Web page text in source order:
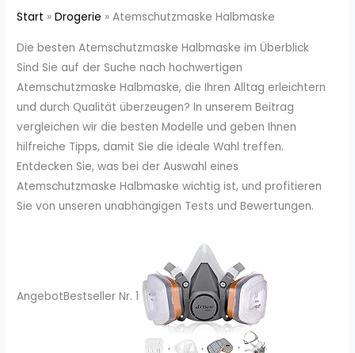
Start Drogerie Atemschutzmaske Halbmaske
Die besten Atemschutzmaske Halbmaske im Überblick
Sind Sie auf der Suche nach hochwertigen
Atemschutzmaske Halbmaske, die Ihren Alltag erleichtern
und durch Qualität überzeugen? In unserem Beitrag
vergleichen wir die besten Modelle und geben Ihnen
hilfreiche Tipps, damit Sie die ideale Wahl treffen.
Entdecken Sie, was bei der Auswahl eines
Atemschutzmaske Halbmaske wichtig ist, und profitieren
Sie von unseren unabhängigen Tests und Bewertungen.
AngebotBestseller Nr. 1